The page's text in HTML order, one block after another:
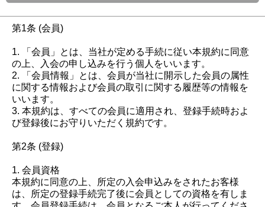
第1条 (会員)
1. 「会員」とは、当社が定める手続に従い本規約に同意
の上、入会の申し込みを行う個人をいいます。
2. 「会員情報」とは、会員が当社に開示した会員の属性
に関する情報および会員の取引に関する履歴等の情報を
いいます。
3. 本規約は、すべての会員に適用され、登録手続時およ
び登録後にお守りいただく規約です。
第2条 (登録)
1. 会員資格
本規約に同意の上、所定の入会申込みをされたお客様
は、所定の登録手続完了後に会員としての資格を有しま